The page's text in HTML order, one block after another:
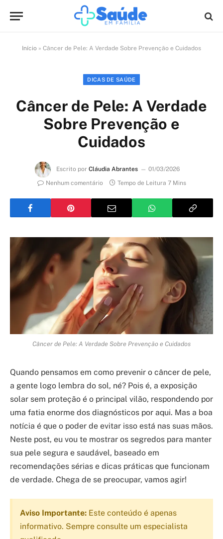
Início » Câncer de Pele: A Verdade Sobre Prevenção e Cuidados
DICAS DE SAÚDE
Câncer de Pele: A Verdade
Sobre Prevenção e
Cuidados
Escrito por Cláudia Abrantes
01/03/2026
Nenhum comentário
Tempo de Leitura 7 Mins
Câncer de Pele: A Verdade Sobre Prevenção e Cuidados
Quando pensamos em como prevenir o câncer de pele,
a gente logo lembra do sol, né? Pois é, a exposição
solar sem proteção é o principal vilão, respondendo por
uma fatia enorme dos diagnósticos por aqui. Mas a boa
notícia é que o poder de evitar isso está nas suas mãos.
Neste post, eu vou te mostrar os segredos para manter
sua pele segura e saudável, baseado em
recomendações sérias e dicas práticas que funcionam
de verdade. Chega de se preocupar, vamos agir!
Aviso Importante: Este conteúdo é apenas
informativo. Sempre consulte um especialista